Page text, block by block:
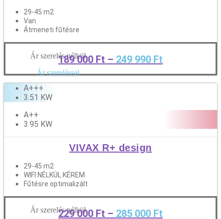
29-45 m2
Van
Átmeneti fűtésre
Ár szerelés nélkül
Ár szereléssel
189 000 Ft – 249 990 Ft
A+++
3.51 KW
A++
3.95 KW
VIVAX R+ design
29-45 m2
WIFI NÉLKÜL KÉREM
Fűtésre optimalizált
Ár szerelés nélkül
229 000 Ft – 285 000 Ft